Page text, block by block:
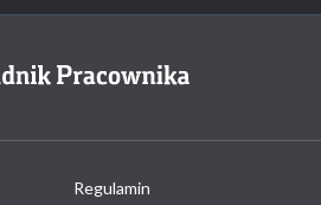
Regulamin